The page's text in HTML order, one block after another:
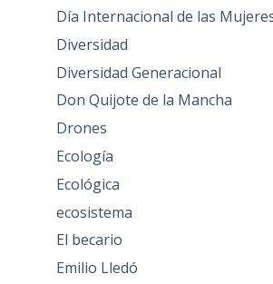
Día Internacional de las
Diversidad
Diversidad Generacional
Don Quijote de la Mancha
Drones
Ecología
Ecológica
ecosistema
El becario
Emilio Lledó